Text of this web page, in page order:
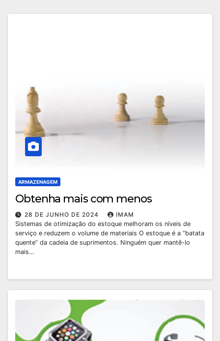
ARMAZENAGEM
Obtenha mais com menos
28 DE JUNHO DE 2024
IMAM
Sistemas de otimização do estoque melhoram os níveis de
serviço e reduzem o volume de materiais O estoque é a “batata
quente” da cadeia de suprimentos. Ninguém quer mantê-lo
mais…